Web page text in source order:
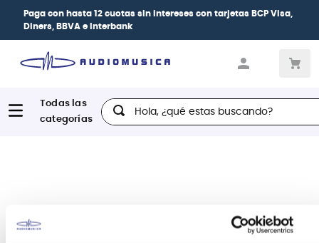
Paga con hasta 12 cuotas sin intereses con tarjetas BCP Visa,
Diners, BBVA e Interbank
Hola, ¿qué estas buscando?